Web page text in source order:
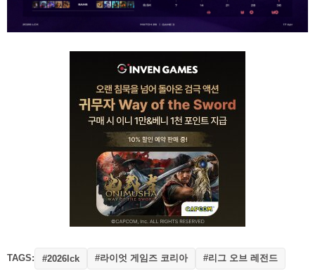
TAGS: #2026lck #라이엇 게임즈 코리아 #리그 오브 레전드